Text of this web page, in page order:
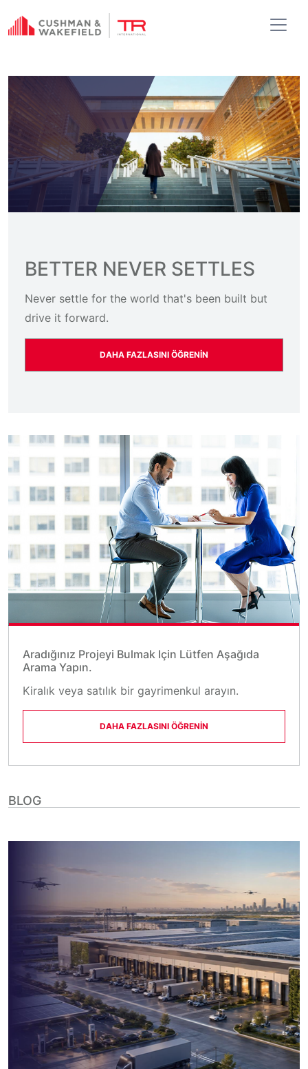
BETTER NEVER SETTLES
Never settle for the world that's been built but
drive it forward.
DAHA FAZLASINI ÖĞRENIN
Aradığınız Projeyi Bulmak Için Lütfen Aşağıda
Arama Yapın.
Kiralık veya satılık bir gayrimenkul arayın.
DAHA FAZLASINI ÖĞRENİN
BLOG